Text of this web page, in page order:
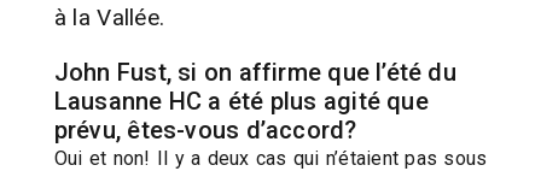
à la Vallée.
John Fust, si on affirme que l’été du
Lausanne HC a été plus agité que
prévu, êtes-vous d’accord?
Oui et non! Il y a deux cas qui n’étaient pas sous